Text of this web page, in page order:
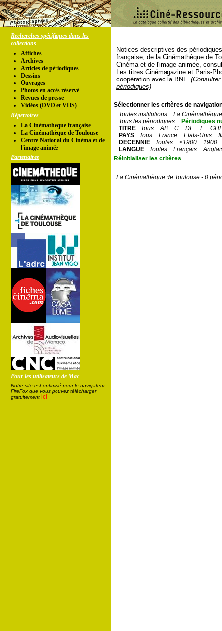
Recherches spécifiques dans les
collections
Affiches
Archives
Articles de périodiques
Dessins
Ouvrages
Photos en accés réservé
Revues de presse
Vidéos (DVD et VHS)
Répertoires
La Cinémathèque française
La Cinémathèque de Toulouse
Centre National du Cinéma et de
l'image animée
Partenaires
Pour les utilisateurs de Mac
Notre site est optimisé pour le navigateur
FireFox que vous pouvez télécharger
gratuitement ici
Notices descriptives des
française, de la Cinémathèque de
Cinéma et de l'image animée,
Les titres Cinémagazine et Paris-
coopération avec la BNF.
périodiques)
Sélectionner les critères de
Toutes institutions
La
Tous les périodiques
Périodiques
TITRE
Tous AB C DE F
GHI
PAYS
Tous France Etats-Unis
DECENNIE
Toutes <1900
1900
LANGUE
Toutes Français
Réinitialiser les critères
La Cinémathèque de Toulouse - 0